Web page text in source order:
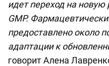
идет переход на
GMP.
предоставлено около
адаптации к
говорит Алена